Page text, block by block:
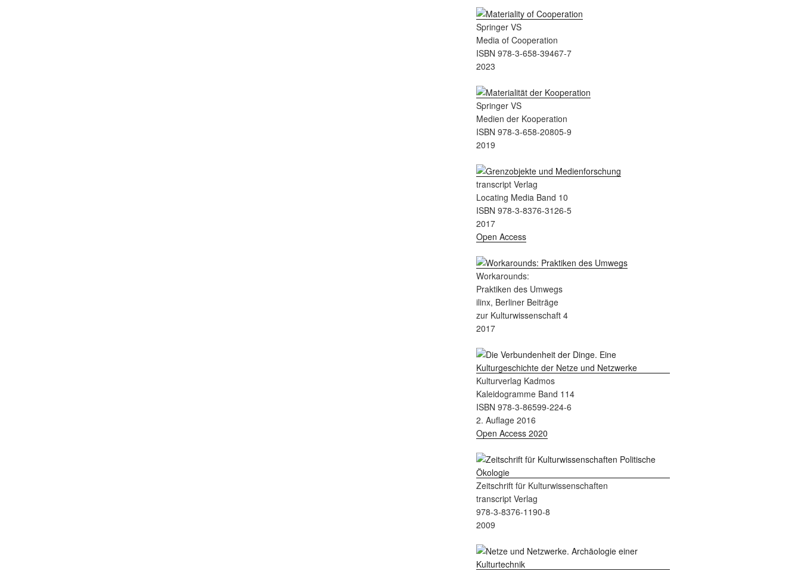
Springer VS
Media of Cooperation
ISBN 978-3-658-39467-7
2023
Springer VS
Medien der Kooperation
ISBN 978-3-658-20805-9
2019
transcript Verlag
Locating Media Band 10
ISBN 978-3-8376-3126-5
2017
Open Access
Workarounds:
Praktiken des Umwegs
ilinx, Berliner Beiträge
zur Kulturwissenschaft 4
2017
Kulturverlag Kadmos
Kaleidogramme Band 114
ISBN 978-3-86599-224-6
2. Auflage 2016
Open Access 2020
Zeitschrift für Kulturwissenschaften
transcript Verlag
978-3-8376-1190-8
2009